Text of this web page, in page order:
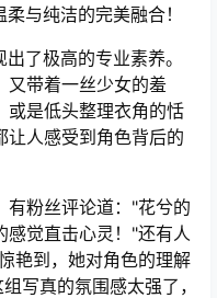
了极高的专业素养。
又带着一丝少女的羞
或是低头整理衣角的恬
让人感受到角色背后的
有粉丝评论道："花兮的
感觉直击心灵！"还有人
艳到，她对角色的理解
写真的氛围感太强了，